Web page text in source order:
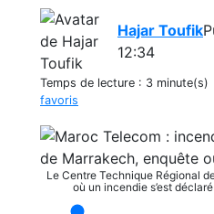
Hajar Toufik
12:34
Temps de lecture : 3 minute(s)
favoris
Le Centre Technique Régional
où un incendie s’est